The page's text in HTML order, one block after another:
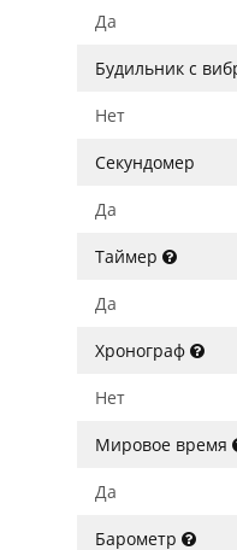
Да
Будильник с
Нет
Секундомер
Да
Таймер
Да
Хронограф
Нет
Мировое время
Да
Барометр